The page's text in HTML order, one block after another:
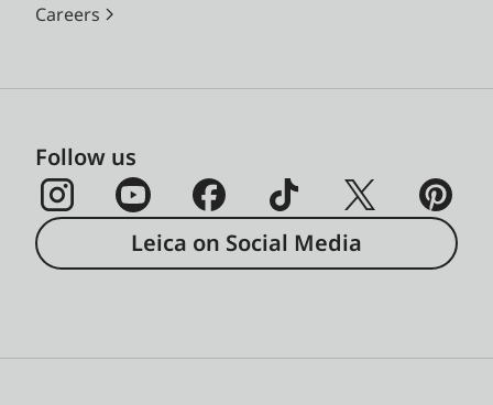
Careers
Follow us
Leica on Social Media